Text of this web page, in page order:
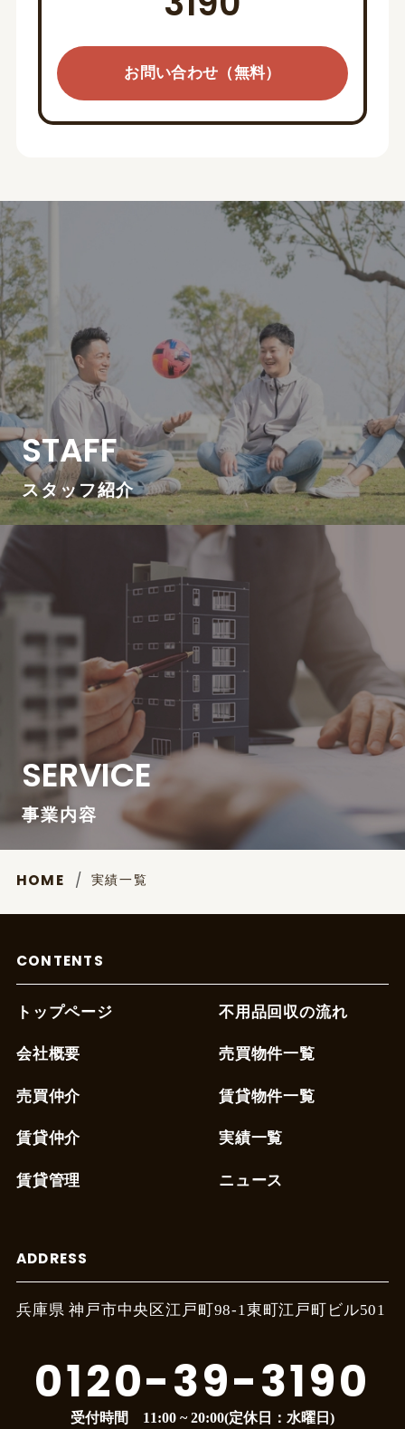
お問い合わせ（無料）
STAFF
スタッフ紹介
SERVICE
事業内容
HOME 実績一覧
CONTENTS
トップページ
会社概要
売買仲介
賃貸仲介
賃貸管理
不用品回収の流れ
売買物件一覧
賃貸物件一覧
実績一覧
ニュース
ADDRESS
兵庫県 神戸市中央区江戸町 98-1東町江戸町ビル501
0120-39-3190
受付時間 11:00 ~ 20:00(定休日：水曜日)